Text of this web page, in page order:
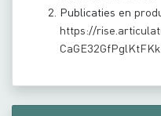
Publicaties en
https://